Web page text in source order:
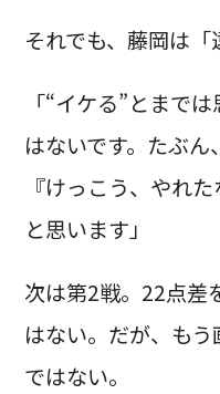
それでも、藤岡は「
「“イケる”とまで
はないです。たぶ
『けっこう、やれ
と思います」
次は第2戦。22点差
はない。だが、も
ではない。